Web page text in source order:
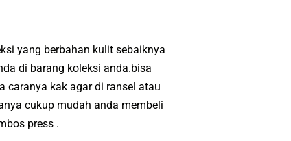
yang berbahan kulit sebaiknya
di barang koleksi anda.bisa
caranya kak agar di ransel atau
cukup mudah anda membeli
press .